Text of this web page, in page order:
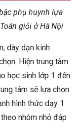
phụ huynh lựa
giỏi ở Hà Nội
dày dạn kinh
Hiện trung tâm
học sinh lớp 1 đến
tâm sẽ lựa chọn
hình thức dạy 1
nhóm nhỏ đáp